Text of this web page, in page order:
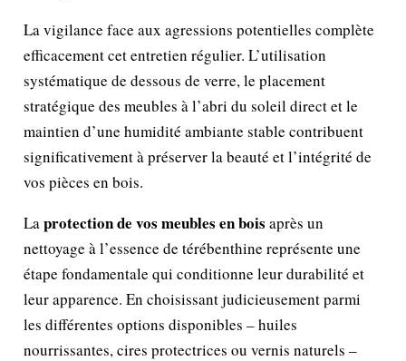
La vigilance face aux agressions potentielles complète
efficacement cet entretien régulier. L’utilisation
systématique de dessous de verre, le placement
stratégique des meubles à l’abri du soleil direct et le
maintien d’une humidité ambiante stable contribuent
significativement à préserver la beauté et l’intégrité de
vos pièces en bois.
Laprotection de vos meubles en bois après un
nettoyage à l’essence de térébenthine représente une
étape fondamentale qui conditionne leur durabilité et
leur apparence. En choisissant judicieusement parmi
les différentes options disponibles – huiles
nourrissantes, cires protectrices ou vernis naturels –